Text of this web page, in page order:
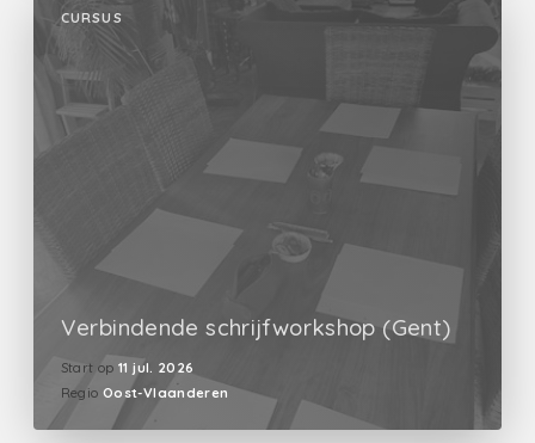
CURSUS
Verbindende schrijfworkshop (Gent)
Start op 11 jul. 2026
Regio Oost-Vlaanderen